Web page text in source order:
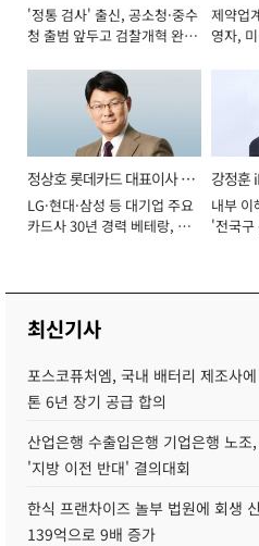
관
'정통 검사' 출신, 공소청·중수
청 출범 앞두고 검찰개혁 완수
표이사
제약업
영자,
정상호 롯데카드 대표이사 사
장
LG·현대·삼성 등 대기업 주요
카드사 30년 경력 베테랑, 신
강정훈
내부 이
'전국구
최신기사
포스코퓨처엠, 국내 배터리 제조사
톤 6년 장기 공급 합의
산업은행 수출입은행 기업은행 노조
'지방 이전 반대' 결의대회
한식 프랜차이즈 놀부 법원에 회생
139억으로 9배 증가